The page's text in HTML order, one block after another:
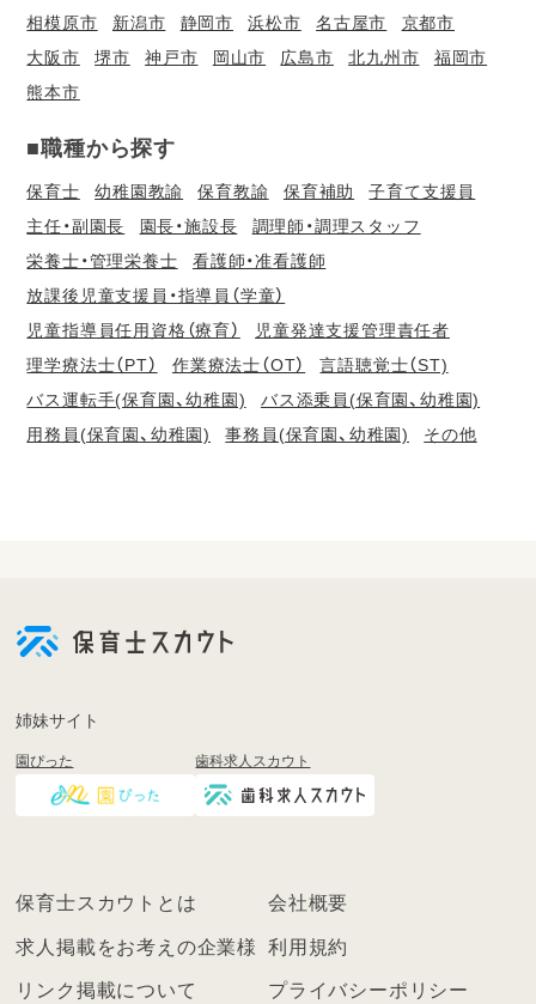
相模原市
新潟市 静岡市 浜松市 名古屋市
京都市
大阪市
堺市 神戸市 岡山市 広島市 北九州市
福岡市
熊本市
■職種から探す
保育士 幼稚園教諭 保育教諭 保育補助
子育て支援員
主任・副園長
園長・施設長
調理師・調理スタッフ
栄養士・管理栄養士
看護師・准看護師
放課後児童支援員・指導員（学童）
児童指導員任用資格（療育）
児童発達支援管理責任者
理学療法士（PT）
作業療法士（OT）
言語聴覚士（ST)
バス運転手(保育園、幼稚園)
バス添乗員(保育園、幼稚園)
用務員(保育園、幼稚園)
事務員(保育園、幼稚園) その他
登
く
ン
姉妹サイト
園ぴった 歯科求人スカウト
保育士スカウトとは 会社概要
求人掲載をお考えの企業様 利用規約
リンク掲載について プライバシーポリシー